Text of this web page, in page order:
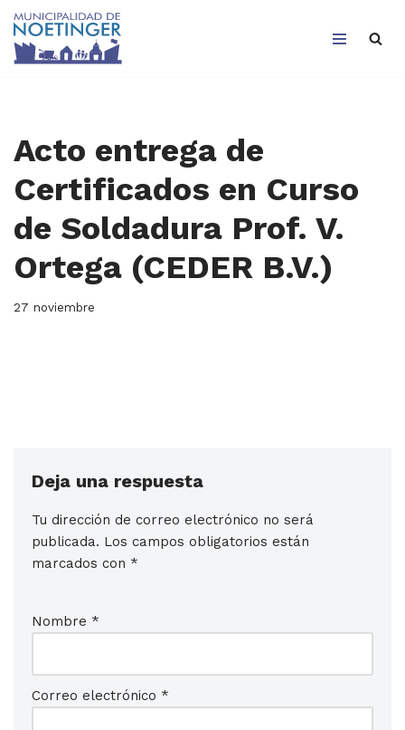
Saltar
Acto entrega de
Certificados en Curso
de Soldadura Prof. V.
Ortega (CEDER B.V.)
27 noviembre
Deja una respuesta
Tu dirección de correo electrónico no será
publicada. Los campos obligatorios están
marcados con *
Nombre *
Correo electrónico *